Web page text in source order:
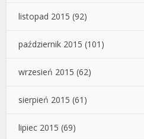
listopad 2015 (92)
październik 2015 (101)
wrzesień 2015 (62)
sierpień 2015 (61)
lipiec 2015 (69)